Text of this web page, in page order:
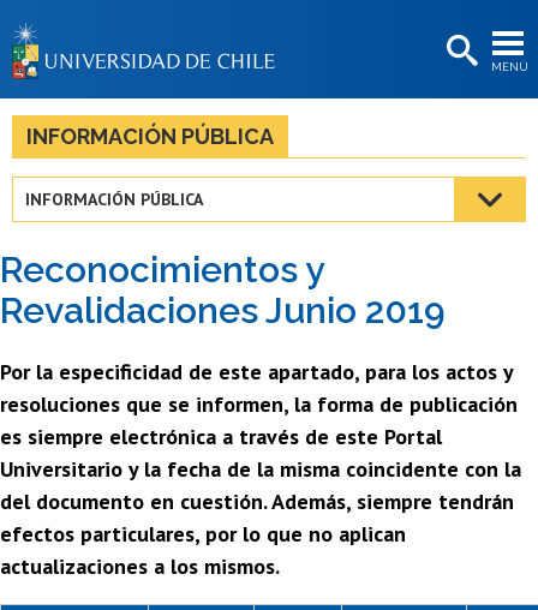
MENÚ
BIBLIOTECAS
LA UNIVERSIDAD
Estudiantes
Académicas/os
Funcionarias/os
Egresadas/os
INFORMACIÓN PÚBLICA
INFORMACIÓN PÚBLICA
Reconocimientos y
Revalidaciones Junio 2019
Por la especificidad de este apartado, para los actos y
resoluciones que se informen, la forma de publicación
es siempre electrónica a través de este Portal
Universitario y la fecha de la misma coincidente con la
del documento en cuestión. Además, siempre tendrán
efectos particulares, por lo que no aplican
actualizaciones a los mismos.